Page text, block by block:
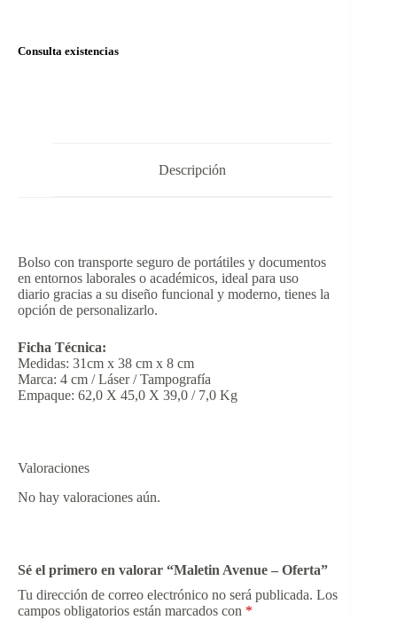
Consulta existencias
Descripción
Bolso con transporte seguro de portátiles y documentos
en entornos laborales o académicos, ideal para uso
diario gracias a su diseño funcional y moderno, tienes la
opción de personalizarlo.
Ficha Técnica:
Medidas: 31cm x 38 cm x 8 cm
Marca: 4 cm / Láser / Tampografía
Empaque: 62,0 X 45,0 X 39,0 / 7,0 Kg
Valoraciones
No hay valoraciones aún.
Sé el primero en valorar “Maletin Avenue – Oferta”
Tu dirección de correo electrónico no será publicada. Los
campos obligatorios están marcados con *